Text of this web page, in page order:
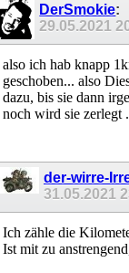
DerSmokie:
29.05.2021
also ich hab knapp
geschoben... also
dazu, bis sie dann
noch wird sie zerlegt
der-wirre-
31.05.2021
Ich zähle die
Ist mit zu